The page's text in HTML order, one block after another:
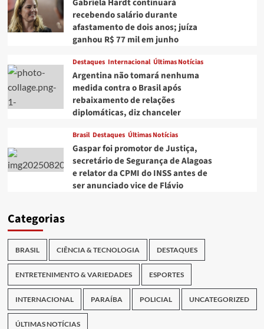
Gabriela Hardt continuará
recebendo salário durante
afastamento de dois anos; juíza
ganhou R$ 77 mil em junho
Destaques Internacional Últimas Notícias
Argentina não tomará nenhuma
medida contra o Brasil após
rebaixamento de relações
diplomáticas, diz chanceler
Brasil Destaques Últimas Notícias
Gaspar foi promotor de Justiça,
secretário de Segurança de Alagoas
e relator da CPMI do INSS antes de
ser anunciado vice de Flávio
Categorias
BRASIL CIÊNCIA & TECNOLOGIA DESTAQUES
ENTRETENIMENTO & VARIEDADES ESPORTES
INTERNACIONAL PARAÍBA POLICIAL UNCATEGORIZED
ÚLTIMAS NOTÍCIAS